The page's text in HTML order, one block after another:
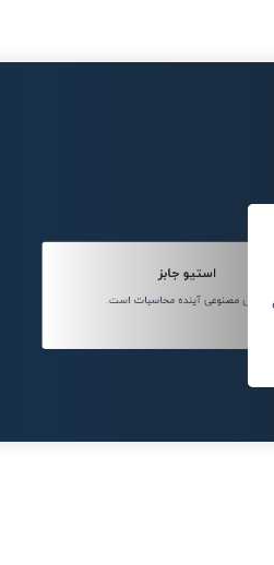
استیو جابز
هوش مصنوعی آینده محاسبات است.